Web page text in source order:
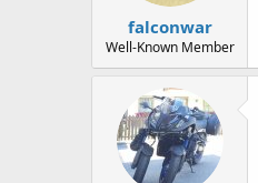
falconwar
Well-Known Member